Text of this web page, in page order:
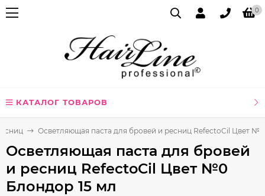
0
КАТАЛОГ ТОВАРОВ
Осветляющая паста для бровей и ресниц RefectoCil Цвет
Осветляющая паста для бровей
и ресниц RefectoCil Цвет №0
Блондор 15 мл